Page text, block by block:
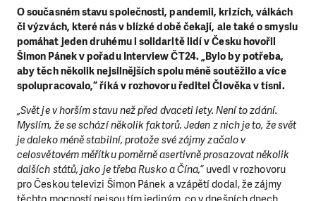
O současném stavu společnosti, pandemii, krizích, válkách
či výzvách, které nás v blízké době čekají, ale také o smyslu
pomáhat jeden druhému i solidaritě lidí v Česku hovořil
Šimon Pánek v pořadu Interview ČT24. „Bylo by potřeba,
aby těch několik nejsilnějších spolu méně soutěžilo a více
spolupracovalo,“ říká v rozhovoru ředitel Člověka v tísni.
„Svět je v horším stavu než před dvaceti lety. Není to zdání.
Myslím, že se schází několik faktorů. Jeden z nich je to, že svět
je daleko méně stabilní, protože své zájmy začalo v
celosvětovém měřítku poměrně asertivně prosazovat několik
dalších států, jako je třeba Rusko a Čína,“uvedl v rozhovoru
pro Českou televizi Šimon Pánek a vzápětí dodal, že zájmy